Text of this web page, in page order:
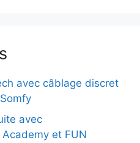
avec câblage discret
avec
et FUN